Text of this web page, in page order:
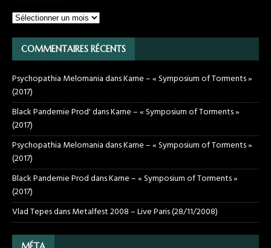
COMMENTAIRES RÉCENTS
Psychopathia MelomaniadansKarne – « Symposium of Torments »
(2017)
Black Pandemie Prod'dansKarne – « Symposium of Torments »
(2017)
Psychopathia MelomaniadansKarne – « Symposium of Torments »
(2017)
Black Pandemie ProddansKarne – « Symposium of Torments »
(2017)
Vlad TepesdansMetalfest 2008 – Live Paris (28/11/2008)